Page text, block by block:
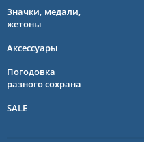
Значки, медали,
жетоны
Аксессуары
Погодовка
разного сохрана
SALE